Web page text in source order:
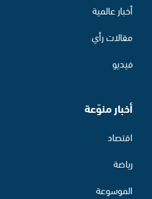
أخبار عالمية
مقالات رأي
فيديو
أخبار منوّعة
اقتصاد
رياضة
الموسوعة